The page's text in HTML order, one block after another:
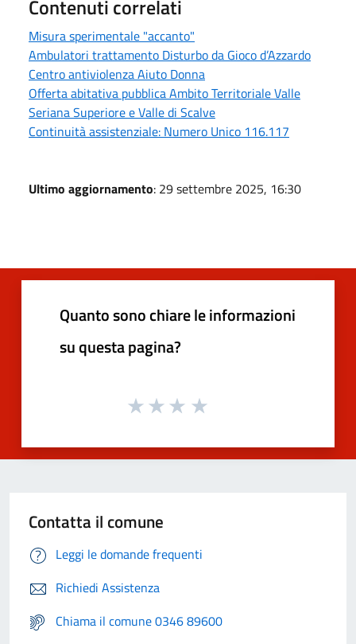
Contenuti correlati
Misura sperimentale "accanto"
Ambulatori trattamento Disturbo da Gioco d’Azzardo
Centro antiviolenza Aiuto Donna
Offerta abitativa pubblica Ambito Territoriale Valle
Seriana Superiore e Valle di Scalve
Continuità assistenziale: Numero Unico 116.117
Ultimo aggiornamento: 29 settembre 2025, 16:30
Quanto sono chiare le informazioni
su questa pagina?
Contatta il comune
Leggi le domande frequenti
Richiedi Assistenza
Chiama il comune 0346 89600